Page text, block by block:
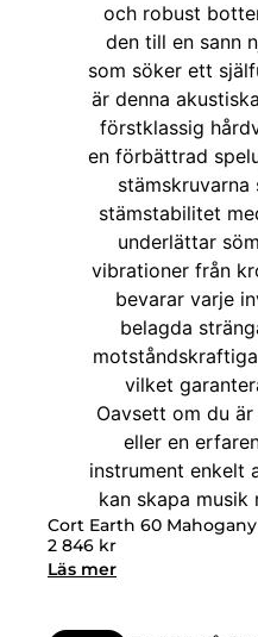
Cort Earth 60
2 846 kr
Läs mer